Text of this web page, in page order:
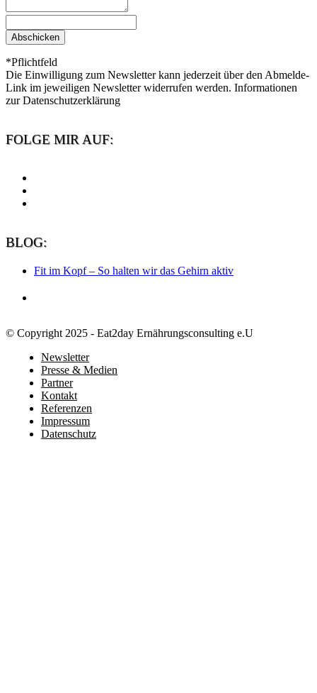
Abschicken
*Pflichtfeld
Die Einwilligung zum Newsletter kann jederzeit über den Abmelde-
Link im jeweiligen Newsletter widerrufen werden. Informationen
zur Datenschutzerklärung
FOLGE MIR AUF:
BLOG:
Fit im Kopf – So halten wir das Gehirn aktiv
© Copyright 2025 - Eat2day Ernährungsconsulting e.U
Newsletter
Presse & Medien
Partner
Kontakt
Referenzen
Impressum
Datenschutz